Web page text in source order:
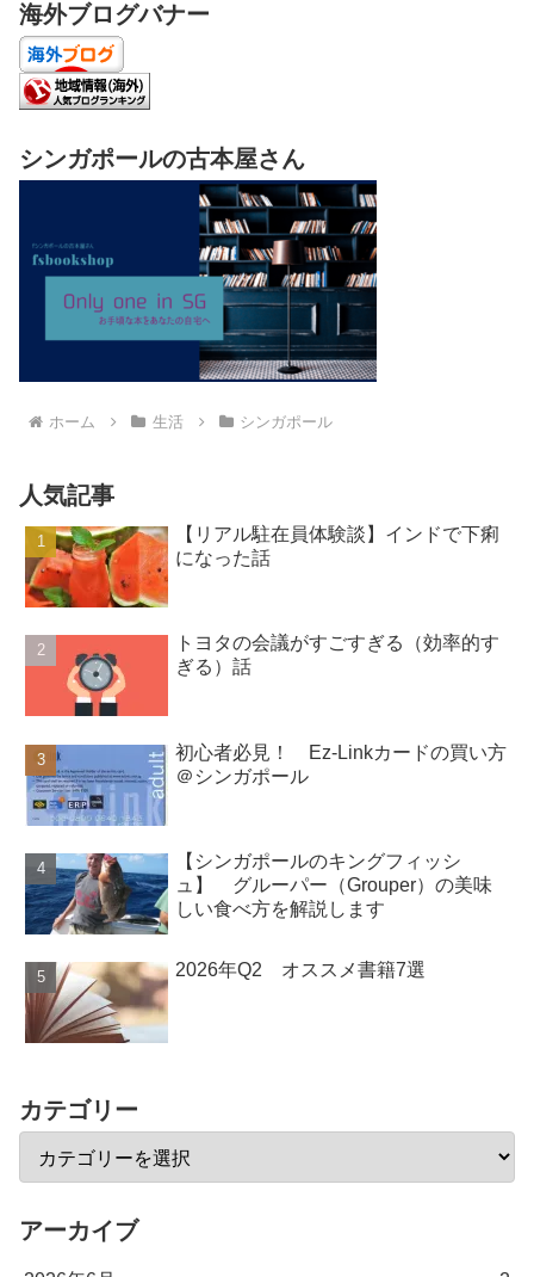
海外ブログバナー
シンガポールの古本屋さん
ホーム 生活 シンガポール
人気記事
【リアル駐在員体験談】インドで下痢
になった話
トヨタの会議がすごすぎる（効率的す
ぎる）話
初心者必見！ Ez-Linkカードの買い方
＠シンガポール
【シンガポールのキングフィッシ
ュ】 グルーパー（Grouper）の美味
しい食べ方を解説します
2026年Q2 オススメ書籍7選
カテゴリー
アーカイブ